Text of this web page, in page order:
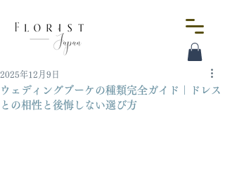
ウェディングブーケの種類完全ガイド｜ドレス
との相性と後悔しない選び方
2025年12月9日